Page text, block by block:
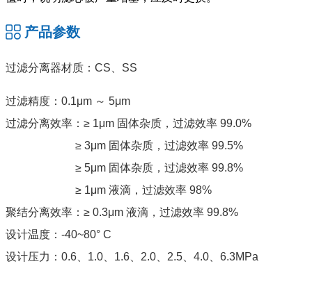
产品参数
过滤分离器材质：CS、SS
过滤精度：0.1μm ～ 5μm
过滤分离效率：≥ 1μm 固体杂质，过滤效率 99.0%
≥ 3μm 固体杂质，过滤效率 99.5%
≥ 5μm 固体杂质，过滤效率 99.8%
≥ 1μm 液滴，过滤效率 98%
聚结分离效率：≥ 0.3μm 液滴，过滤效率 99.8%
设计温度：-40~80° C
设计压力：0.6、1.0、1.6、2.0、2.5、4.0、6.3MPa